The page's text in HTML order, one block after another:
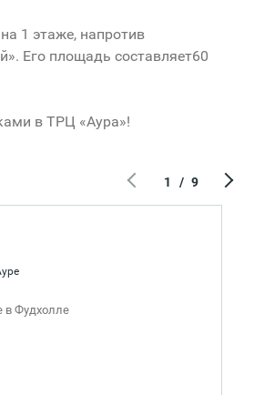
1 этаже, напротив
Его площадь составляет60
в ТРЦ «Аура»!
в Фудхолле
1 / 9